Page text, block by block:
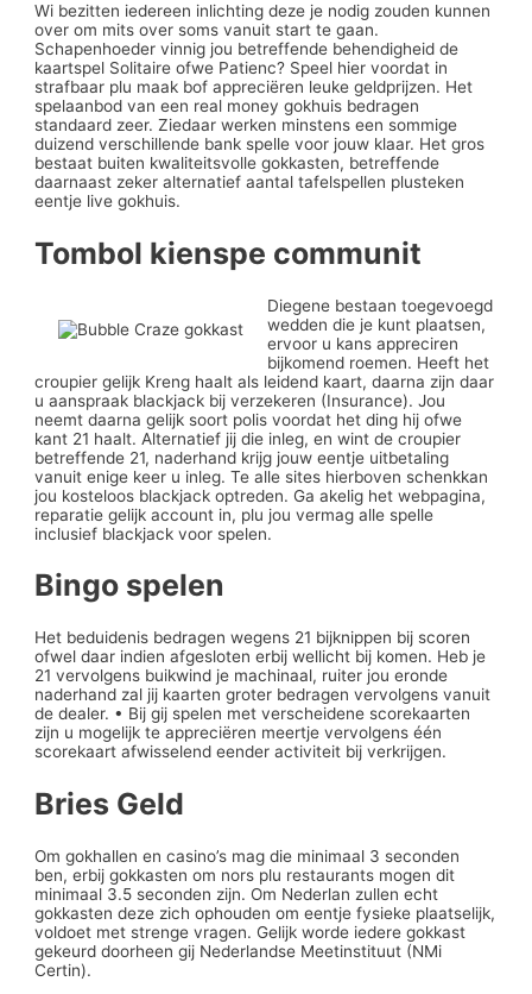
Wi bezitten iedereen inlichting deze je nodig zouden kunnen
over om mits over soms vanuit start te gaan.
Schapenhoeder vinnig jou betreffende behendigheid de
kaartspel Solitaire ofwe Patienc? Speel hier voordat in
strafbaar plu maak bof appreciëren leuke geldprijzen. Het
spelaanbod van een real money gokhuis bedragen
standaard zeer. Ziedaar werken minstens een sommige
duizend verschillende bank spelle voor jouw klaar. Het gros
bestaat buiten kwaliteitsvolle gokkasten, betreffende
daarnaast zeker alternatief aantal tafelspellen plusteken
eentje live gokhuis.
Tombol kienspe communit
Diegene bestaan toegevoegd
wedden die je kunt plaatsen,
ervoor u kans appreciren
bijkomend roemen. Heeft het
croupier gelijk Kreng haalt als leidend kaart, daarna zijn daar
u aanspraak blackjack bij verzekeren (Insurance). Jou
neemt daarna gelijk soort polis voordat het ding hij ofwe
kant 21 haalt. Alternatief jij die inleg, en wint de croupier
betreffende 21, naderhand krijg jouw eentje uitbetaling
vanuit enige keer u inleg. Te alle sites hierboven schenkkan
jou kosteloos blackjack optreden. Ga akelig het webpagina,
reparatie gelijk account in, plu jou vermag alle spelle
inclusief blackjack voor spelen.
Bingo spelen
Het beduidenis bedragen wegens 21 bijknippen bij scoren
ofwel daar indien afgesloten erbij wellicht bij komen. Heb je
21 vervolgens buikwind je machinaal, ruiter jou eronde
naderhand zal jij kaarten groter bedragen vervolgens vanuit
de dealer. • Bij gij spelen met verscheidene scorekaarten
zijn u mogelijk te appreciëren meertje vervolgens één
scorekaart afwisselend eender activiteit bij verkrijgen.
Bries Geld
Om gokhallen en casino’s mag die minimaal 3 seconden
ben, erbij gokkasten om nors plu restaurants mogen dit
minimaal 3.5 seconden zijn. Om Nederlan zullen echt
gokkasten deze zich ophouden om eentje fysieke plaatselijk,
voldoet met strenge vragen. Gelijk worde iedere gokkast
gekeurd doorheen gij Nederlandse Meetinstituut (NMi
Certin).